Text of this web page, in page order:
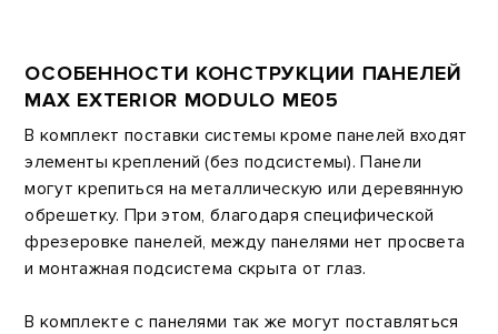
ОСОБЕННОСТИ КОНСТРУКЦИИ ПАНЕЛЕЙ
MAX EXTERIOR MODULO ME05
В комплект поставки системы кроме панелей входят
элементы креплений (без подсистемы). Панели
могут крепиться на металлическую или деревянную
обрешетку. При этом, благодаря специфической
фрезеровке панелей, между панелями нет просвета
и монтажная подсистема скрыта от глаз.
В комплекте с панелями так же могут поставляться